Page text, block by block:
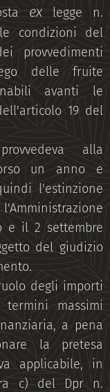
ex legge n.
condizioni del
provvedimenti
delle fruite
avanti le
19 del
alla
un anno e
l'estinzione
e il 2 settembre
del giudizio
degli importi
massimi
a pena
la pretesa
applicabile, in
c) del Dpr n.